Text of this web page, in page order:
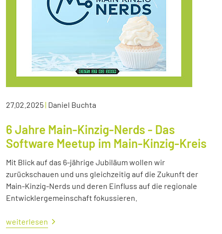
27.02.2025| Daniel Buchta
6 Jahre Main-Kinzig-Nerds - Das
Software Meetup im Main-Kinzig-Kreis
Mit Blick auf das 6-jährige Jubiläum wollen wir
zurückschauen und uns gleichzeitig auf die Zukunft der
Main-Kinzig-Nerds und deren Einfluss auf die regionale
Entwicklergemeinschaft fokussieren.
weiterlesen